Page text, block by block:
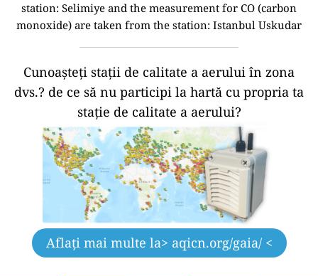
station: Selimiye and the measurement for CO (carbon
monoxide) are taken from the station: Istanbul Uskudar
Cunoașteți stații de calitate a aerului în zona
dvs.? de ce să nu participi la hartă cu propria ta
stație de calitate a aerului?
Aflați mai multe la> aqicn.org/gaia/ <